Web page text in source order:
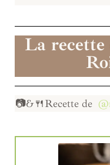
La recette
📷&🍴Recette de